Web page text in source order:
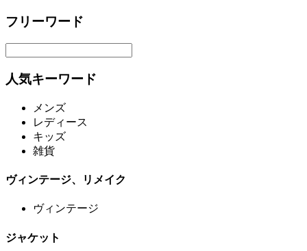
フリーワード
人気キーワード
メンズ
レディース
キッズ
雑貨
ヴィンテージ、リメイク
ヴィンテージ
ジャケット